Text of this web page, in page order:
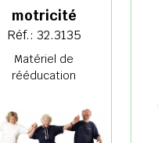
motricité
Réf.: 32.3135
Matériel de
rééducation